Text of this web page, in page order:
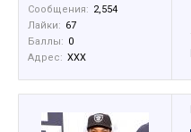
Сообщения: 2,554
Лайки: 67
Баллы: 0
Адрес: XXX